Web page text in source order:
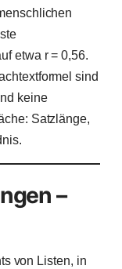
etwa r = 0,56.
sind
keine
Satzlänge,
–
von Listen, in